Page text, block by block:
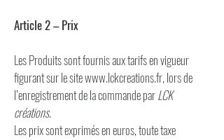
Article 2 – Prix
Les Produits sont fournis aux tarifs en vigueur
figurant sur le site www.lckcreations.fr, lors de
l’enregistrement de la commande parLCK
créations.
Les prix sont exprimés en euros, toute taxe